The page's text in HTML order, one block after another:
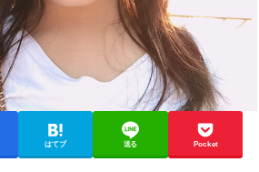
はてブ 送る Pocket